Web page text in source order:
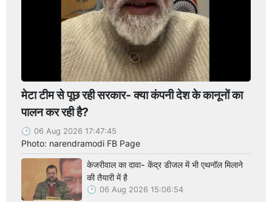
मेटा टीम से पूछ रही सरकार- क्या कंपनी देश के कानूनों का
पालन कर रही है?
06 Aug 2026 17:47:45
Photo: narendramodi FB Page
केजरीवाल का दावा- केंद्र डीजल में भी एथनॉल मिलाने
की तैयारी में है
06 Aug 2026 15:06:54